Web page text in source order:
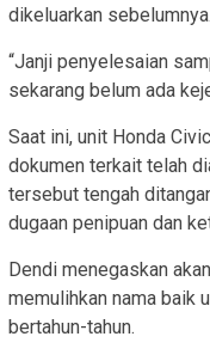
dikeluarkan sebelumnya.
“Janji penyelesaian
sekarang belum ada
Saat ini, unit Honda
dokumen terkait telah
tersebut tengah
dugaan penipuan dan
Dendi menegaskan
memulihkan nama baik
bertahun-tahun.